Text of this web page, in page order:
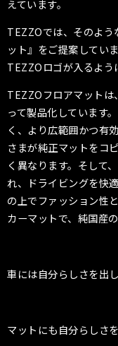
えています。
TEZZOでは、そのよ
ット』をご提案してい
TEZZOロゴが入るよう
TEZZOフロアマット
って製品化しています
く、より広範囲かつ有
さまが純正マットをコ
く異なります。そして
れ、ドライビングを快
の上でファッション性
カーマットで、純国産
車には自分らしさを出
マットにも自分らしさ